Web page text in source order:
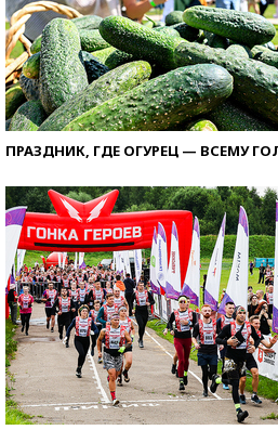
ПРАЗДНИК, ГДЕ ОГУРЕЦ — ВСЕМУ